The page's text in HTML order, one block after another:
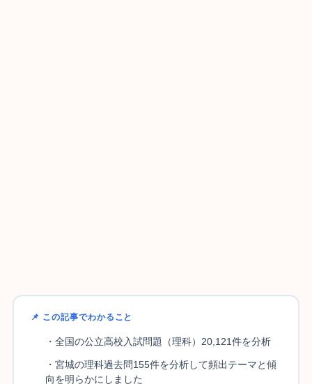
📌 この記事でわかること
・全国の公立高校入試問題（理科）20,121件を分析
・宮城の理科過去問155件を分析して頻出テーマと傾
向を明らかにしました